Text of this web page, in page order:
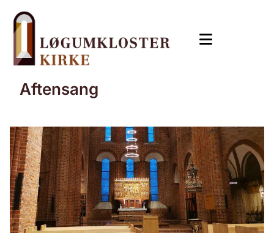
Aftensang